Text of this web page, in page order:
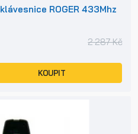
ROGER 433Mhz
2 287 Kč
KOUPIT